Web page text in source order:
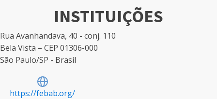
INSTITUIÇÕES
Rua Avanhandava, 40 - conj. 110
Bela Vista – CEP 01306-000
São Paulo/SP - Brasil
https://febab.org/